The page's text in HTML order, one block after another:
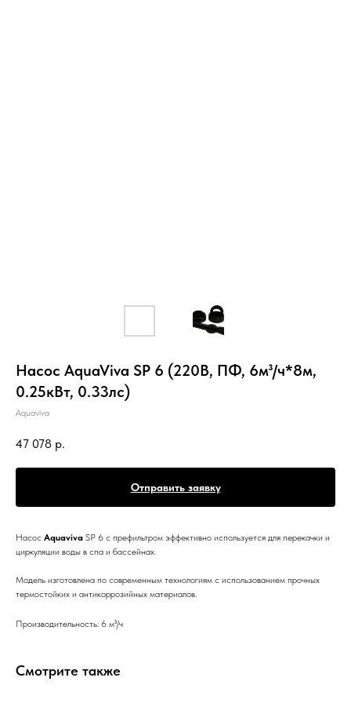
Насос AquaViva SP 6 (220В, ПФ, 6м³/ч*8м,
0.25кВт, 0.33лс)
Aquaviva
47 078 р.
Отправить заявку
Насос Aquaviva SP 6 с префильтром эффективно используется для перекачки и
циркуляции воды в спа и бассейнах.
Модель изготовлена ​​по современным технологиям с использованием прочных
термостойких и антикоррозийных материалов.
Производительность: 6 м³/ч
Смотрите также